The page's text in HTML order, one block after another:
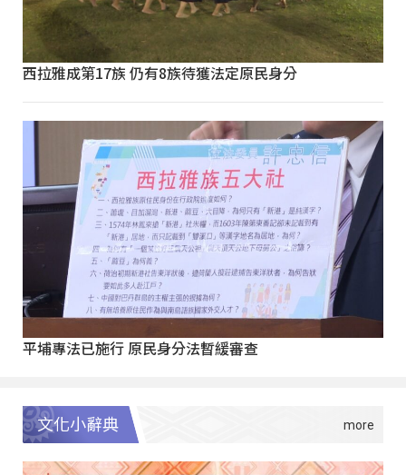
西拉雅成第17族 仍有8族待獲法定原民身分
平埔專法已施行 原民身分法暫緩審查
文化小辭典